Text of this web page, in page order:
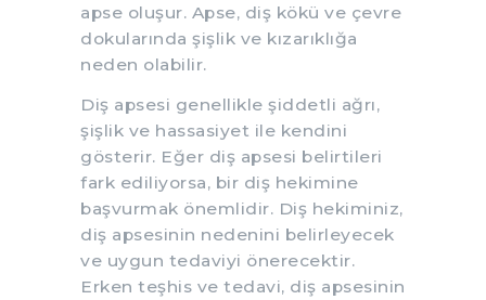
apse oluşur. Apse, diş kökü ve çevre
dokularında şişlik ve kızarıklığa
neden olabilir.
Diş apsesi genellikle şiddetli ağrı,
şişlik ve hassasiyet ile kendini
gösterir. Eğer diş apsesi belirtileri
fark ediliyorsa, bir diş hekimine
başvurmak önemlidir. Diş hekiminiz,
diş apsesinin nedenini belirleyecek
ve uygun tedaviyi önerecektir.
Erken teşhis ve tedavi, diş apsesinin